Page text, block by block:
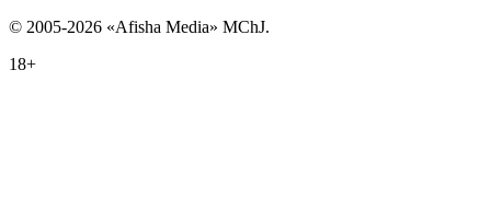
© 2005-2026 «Afisha Media» MChJ.
18+